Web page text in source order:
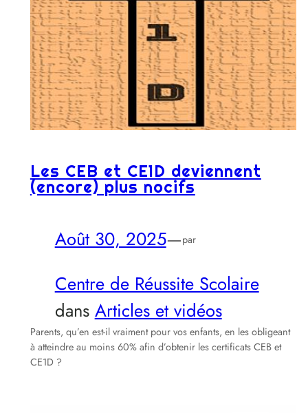
Les CEB et CE1D deviennent
(encore) plus nocifs
Août 30, 2025—par
Centre de Réussite Scolaire
dans Articles et vidéos
Parents, qu’en est-il vraiment pour vos enfants, en les obligeant
à atteindre au moins 60% afin d’obtenir les certificats CEB et
CE1D ?